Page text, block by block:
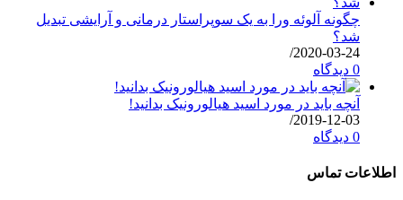
چگونه آلوئه ورا به یک سوپراستار درمانی و آرایشی تبدیل
شد؟
2020-03-24
/
0 دیدگاه
آنچه باید در مورد اسید هیالورونیک بدانید!
2019-12-03
/
0 دیدگاه
اطلاعات تماس